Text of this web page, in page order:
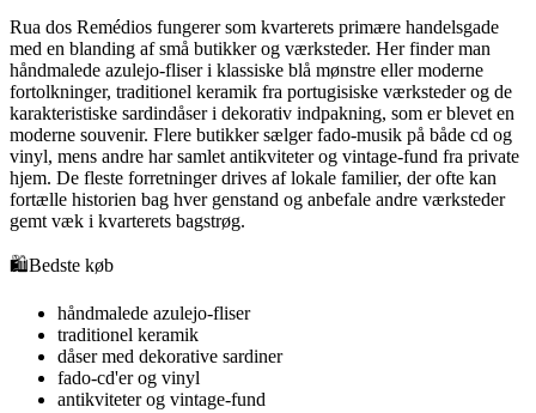
Rua dos Remédios fungerer som kvarterets primære handelsgade
med en blanding af små butikker og værksteder. Her finder man
håndmalede azulejo-fliser i klassiske blå mønstre eller moderne
fortolkninger, traditionel keramik fra portugisiske værksteder og de
karakteristiske sardindåser i dekorativ indpakning, som er blevet en
moderne souvenir. Flere butikker sælger fado-musik på både cd og
vinyl, mens andre har samlet antikviteter og vintage-fund fra private
hjem. De fleste forretninger drives af lokale familier, der ofte kan
fortælle historien bag hver genstand og anbefale andre værksteder
gemt væk i kvarterets bagstrøg.
🛍️Bedste køb
håndmalede azulejo-fliser
traditionel keramik
dåser med dekorative sardiner
fado-cd'er og vinyl
antikviteter og vintage-fund